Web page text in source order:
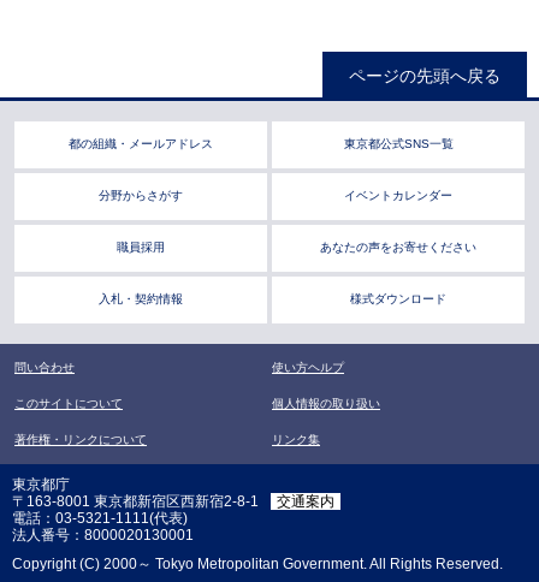
ページの先頭へ戻る
都の組織・メールアドレス 東京都公式SNS一覧
分野からさがす イベントカレンダー
職員採用 あなたの声をお寄せください
入札・契約情報 様式ダウンロード
問い合わせ 使い方ヘルプ
このサイトについて 個人情報の取り扱い
著作権・リンクについて リンク集
東京都庁
〒163-8001 東京都新宿区西新宿2-8-1
交通案内
電話：03-5321-1111(代表)
法人番号：8000020130001
Copyright (C) 2000～ Tokyo Metropolitan Government. All Rights Reserved.